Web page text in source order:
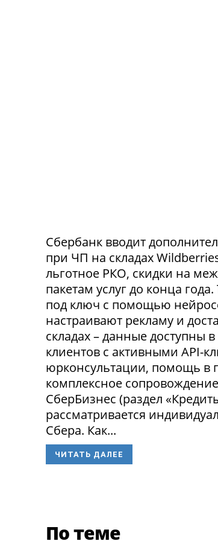
Сбербанк вводит
при ЧП на складах
льготное РКО, скидки на
пакетам услуг до конца
под ключ с помощью
настраивают рекламу и
складах – данные доступны
клиентов с активными API-
юрконсультации, помощь в
комплексное
СберБизнес (раздел
рассматривается
Сбера. Как...
ЧИТАТЬ ДАЛЕЕ
По теме